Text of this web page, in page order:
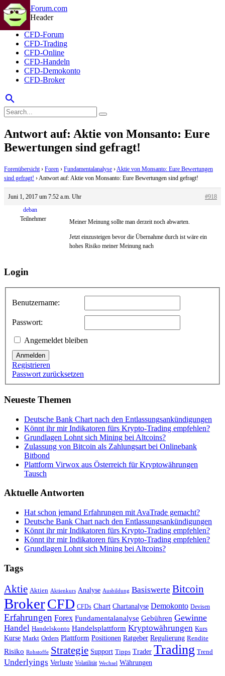
CFD-Forum
CFD-Trading
CFD-Online
CFD-Handeln
CFD-Demokonto
CFD-Broker
search
Antwort auf: Aktie von Monsanto: Eure
Bewertungen sind gefragt!
Forenübersicht › Foren › Fundamentalanalyse ›Aktie von Monsanto: Eure Bewertungen
sind gefragt! ›Antwort auf: Aktie von Monsanto: Eure Bewertungen sind gefragt!
Juni 1, 2017 um 7:52 a.m. Uhr
#918
deban
Teilnehmer
Meiner Meinung sollte man derzeit noch abwarten.
Jetzt einzusteigen bevor die Übernahme durch ist wäre ein
hohes Risiko meiner Meinung nach
Login
Benutzername:
Passwort:
Angemeldet bleiben
Anmelden
Registrieren
Passwort zurücksetzen
Neueste Themen
Deutsche Bank Chart nach den Entlassungsankündigungen
Könnt ihr mir Indikatoren fürs Krypto-Trading empfehlen?
Grundlagen Lohnt sich Mining bei Altcoins?
Zulassung von Bitcoin als Zahlungsart bei Onlinebank
Bitbond
Plattform Virwox aus Österreich für Kryptowährungen
Tausch
Aktuelle Antworten
Hat schon jemand Erfahrungen mit AvaTrade gemacht?
Deutsche Bank Chart nach den Entlassungsankündigungen
Könnt ihr mir Indikatoren fürs Krypto-Trading empfehlen?
Könnt ihr mir Indikatoren fürs Krypto-Trading empfehlen?
Grundlagen Lohnt sich Mining bei Altcoins?
Tags
Aktie Aktien Aktienkurs Analyse Ausbildung Basiswerte Bitcoin
BrokerCFD CFDs Chart Chartanalyse Demokonto Devisen
Erfahrungen Forex Fundamentalanalyse Gebühren Gewinne
Handel Handelskonto Handelsplattform Kryptowährungen Kurs
Kurse Markt Orders Plattform Positionen Ratgeber Regulierung Rendite
Risiko Rohstoffe Strategie Support Tipps Trader Trading Trend
Underlyings Verluste Volatilität Wechsel Währungen